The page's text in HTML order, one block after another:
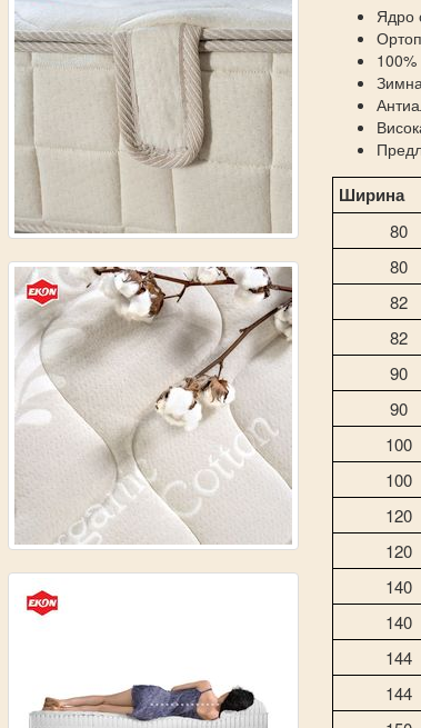
Ядро
Ширина
80
80
82
82
90
90
100
100
120
120
140
140
144
144